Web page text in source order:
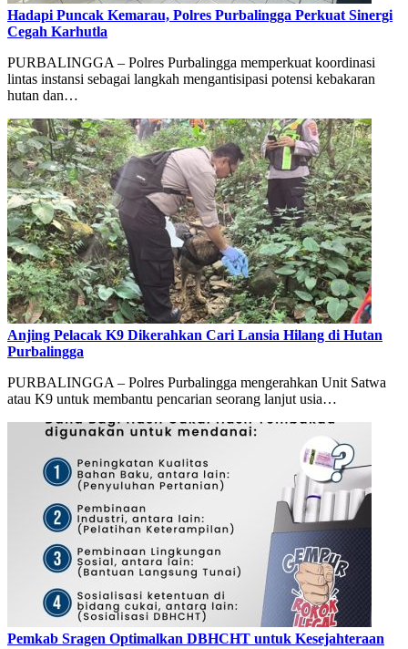
Hadapi Puncak Kemarau, Polres Purbalingga Perkuat Sinergi
Cegah Karhutla
PURBALINGGA – Polres Purbalingga memperkuat koordinasi
lintas instansi sebagai langkah mengantisipasi potensi kebakaran
hutan dan…
Anjing Pelacak K9 Dikerahkan Cari Lansia Hilang di Hutan
Purbalingga
PURBALINGGA – Polres Purbalingga mengerahkan Unit Satwa
atau K9 untuk membantu pencarian seorang lanjut usia…
Pemkab Sragen Optimalkan DBHCHT untuk Kesejahteraan